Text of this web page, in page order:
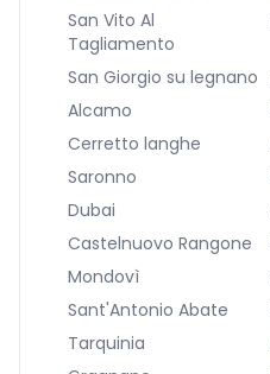
San Vito Al
Tagliamento
San Giorgio su legnano
Alcamo
Cerretto langhe
Saronno
Dubai
Castelnuovo Rangone
Mondovì
Sant'Antonio Abate
Tarquinia